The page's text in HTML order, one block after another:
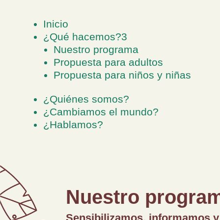
Inicio
¿Qué hacemos?3
Nuestro programa
Propuesta para adultos
Propuesta para niños y niñas
¿Quiénes somos?
¿Cambiamos el mundo?
¿Hablamos?
Nuestro